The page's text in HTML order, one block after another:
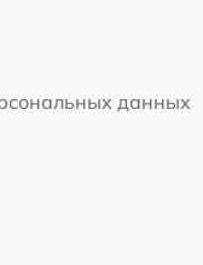
данных